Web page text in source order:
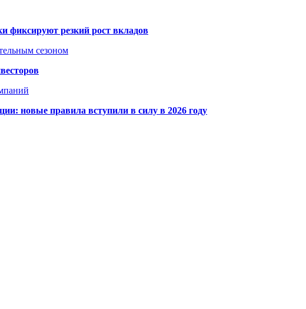
фиксируют резкий рост вкладов
сезоном
новые правила вступили в силу в 2026 году